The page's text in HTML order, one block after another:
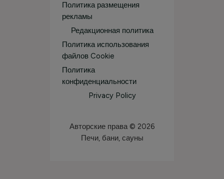
Политика размещения
рекламы
Редакционная политика
Политика использования
файлов Cookie
Политика
конфиденциальности
Privacy Policy
Авторские права © 2026
Печи, бани, сауны